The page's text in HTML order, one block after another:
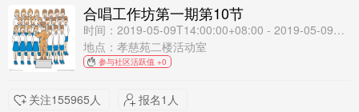
合唱工作坊第一期第10节
时间：2019-05-09T14:00:00+08:00 - 2019-05-09T16:00:00+08:00
地点：孝慈苑二楼活动室
参与社区活跃值 +0
关注155965人 报名1人